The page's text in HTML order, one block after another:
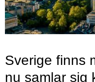
Sverige finns
nu samlar sig